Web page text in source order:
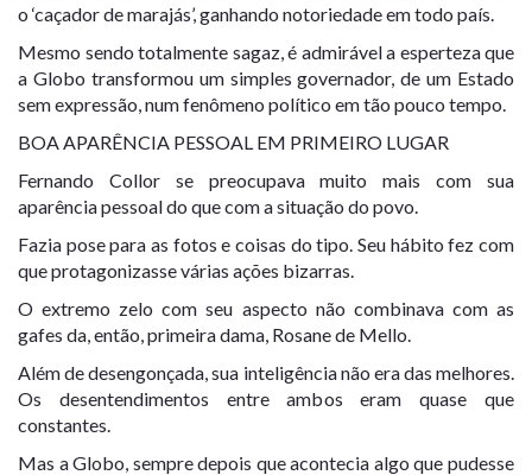
o ‘caçador de marajás’, ganhando notoriedade em todo país.
Mesmo sendo totalmente sagaz, é admirável a esperteza que
a Globo transformou um simples governador, de um Estado
sem expressão, num fenômeno político em tão pouco tempo.
BOA APARÊNCIA PESSOAL EM PRIMEIRO LUGAR
Fernando Collor se preocupava muito mais com sua
aparência pessoal do que com a situação do povo.
Fazia pose para as fotos e coisas do tipo. Seu hábito fez com
que protagonizasse várias ações bizarras.
O extremo zelo com seu aspecto não combinava com as
gafes da, então, primeira dama, Rosane de Mello.
Além de desengonçada, sua inteligência não era das melhores.
Os desentendimentos entre ambos eram quase que
constantes.
Mas a Globo, sempre depois que acontecia algo que pudesse